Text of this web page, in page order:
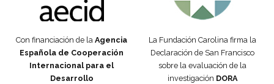
Con financiación de la Agencia
Española de Cooperación
Internacional para el
Desarrollo
La Fundación Carolina firma la
Declaración de San Francisco
sobre la evaluación de la
investigación DORA